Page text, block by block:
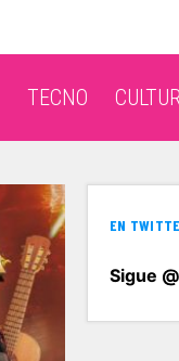
TECNO
EN
Sigue